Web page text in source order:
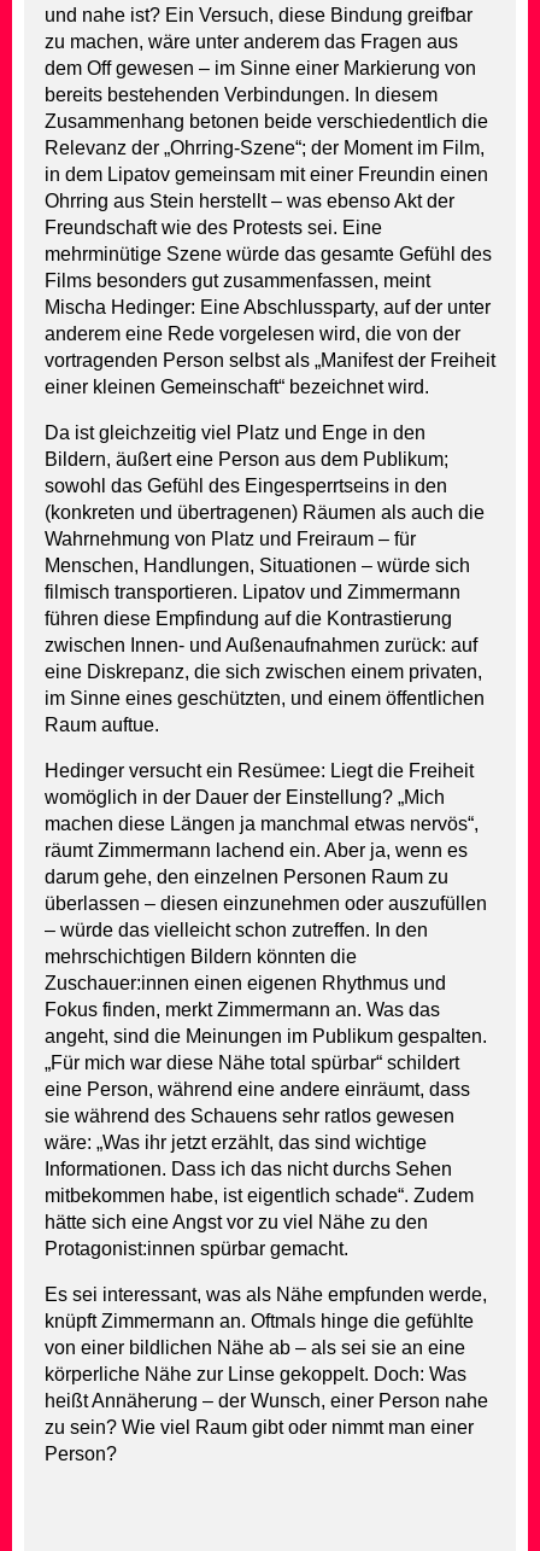
und nahe ist? Ein Versuch, diese Bindung greifbar
zu machen, wäre unter anderem das Fragen aus
dem Off gewesen – im Sinne einer Markierung von
bereits bestehenden Verbindungen. In diesem
Zusammenhang betonen beide verschiedentlich die
Relevanz der „Ohrring-Szene“; der Moment im Film,
in dem Lipatov gemeinsam mit einer Freundin einen
Ohrring aus Stein herstellt – was ebenso Akt der
Freundschaft wie des Protests sei. Eine
mehrminütige Szene würde das gesamte Gefühl des
Films besonders gut zusammenfassen, meint
Mischa Hedinger: Eine Abschlussparty, auf der unter
anderem eine Rede vorgelesen wird, die von der
vortragenden Person selbst als „Manifest der Freiheit
einer kleinen Gemeinschaft“ bezeichnet wird.
Da ist gleichzeitig viel Platz und Enge in den
Bildern, äußert eine Person aus dem Publikum;
sowohl das Gefühl des Eingesperrtseins in den
(konkreten und übertragenen) Räumen als auch die
Wahrnehmung von Platz und Freiraum – für
Menschen, Handlungen, Situationen – würde sich
filmisch transportieren. Lipatov und Zimmermann
führen diese Empfindung auf die Kontrastierung
zwischen Innen- und Außenaufnahmen zurück: auf
eine Diskrepanz, die sich zwischen einem privaten,
im Sinne eines geschützten, und einem öffentlichen
Raum auftue.
Hedinger versucht ein Resümee: Liegt die Freiheit
womöglich in der Dauer der Einstellung? „Mich
machen diese Längen ja manchmal etwas nervös“,
räumt Zimmermann lachend ein. Aber ja, wenn es
darum gehe, den einzelnen Personen Raum zu
überlassen – diesen einzunehmen oder auszufüllen
– würde das vielleicht schon zutreffen. In den
mehrschichtigen Bildern könnten die
Zuschauer:innen einen eigenen Rhythmus und
Fokus finden, merkt Zimmermann an. Was das
angeht, sind die Meinungen im Publikum gespalten.
„Für mich war diese Nähe total spürbar“ schildert
eine Person, während eine andere einräumt, dass
sie während des Schauens sehr ratlos gewesen
wäre: „Was ihr jetzt erzählt, das sind wichtige
Informationen. Dass ich das nicht durchs Sehen
mitbekommen habe, ist eigentlich schade“. Zudem
hätte sich eine Angst vor zu viel Nähe zu den
Protagonist:innen spürbar gemacht.
Es sei interessant, was als Nähe empfunden werde,
knüpft Zimmermann an. Oftmals hinge die gefühlte
von einer bildlichen Nähe ab – als sei sie an eine
körperliche Nähe zur Linse gekoppelt. Doch: Was
heißt Annäherung – der Wunsch, einer Person nahe
zu sein? Wie viel Raum gibt oder nimmt man einer
Person?